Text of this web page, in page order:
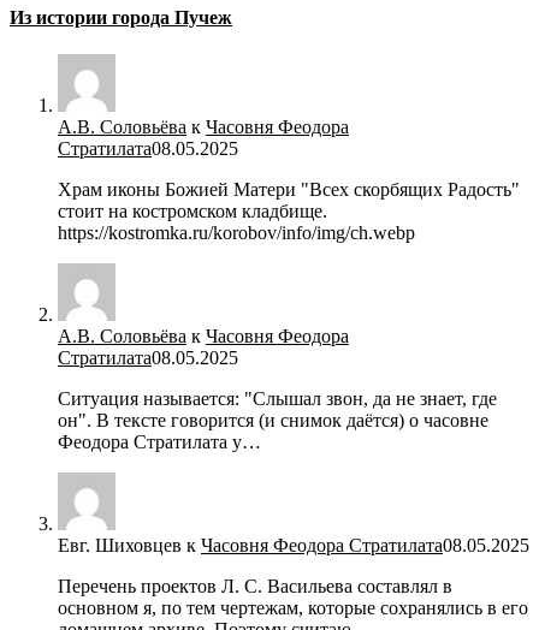
Из истории города Пучеж
А.В. Соловьёва к Часовня Феодора
Стратилата08.05.2025
Храм иконы Божией Матери "Всех скорбящих Радость"
стоит на костромском кладбище.
https://kostromka.ru/korobov/info/img/ch.webp
А.В. Соловьёва к Часовня Феодора
Стратилата08.05.2025
Ситуация называется: "Слышал звон, да не знает, где
он". В тексте говорится (и снимок даётся) о часовне
Феодора Стратилата у…
Евг. Шиховцев к Часовня Феодора Стратилата08.05.2025
Перечень проектов Л. С. Васильева составлял в
основном я, по тем чертежам, которые сохранялись в его